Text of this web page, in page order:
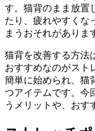
す。猫背のまま放置
たり、疲れやすくな
まうおそれがありま
猫背を改善する方法
おすすめなのがスト
簡単に始められ、猫
つアイテムです。今
うメリットや、おす